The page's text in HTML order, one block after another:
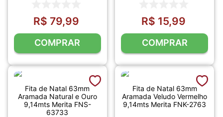
R$ 79,99
COMPRAR
R$ 15,99
COMPRAR
Fita de Natal 63mm
Aramada Natural e Ouro
9,14mts Merita FNS-
63733
Fita de Natal 63mm
Aramada Veludo Vermelho
9,14mts Merita FNK-2763